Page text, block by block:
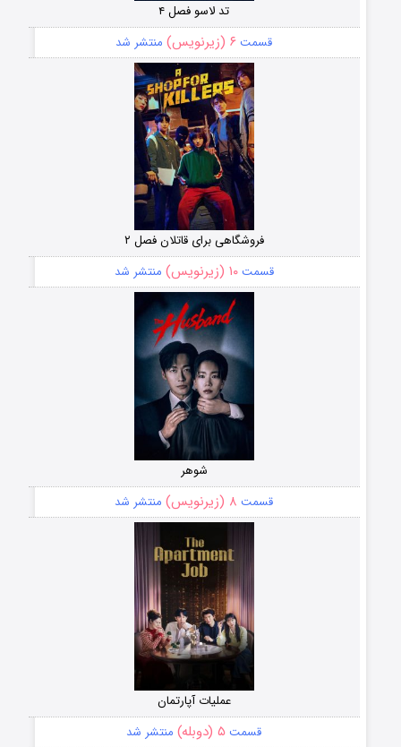
تد لاسو فصل ۴
قسمت ۶ (زیرنویس) منتشر شد
فروشگاهی برای قاتلان فصل ۲
قسمت۱۰ (زیرنویس) منتشر شد
شوهر
قسمت ۸ (زیرنویس) منتشر شد
عملیات آپارتمان
قسمت ۵ (دوبله) منتشر شد